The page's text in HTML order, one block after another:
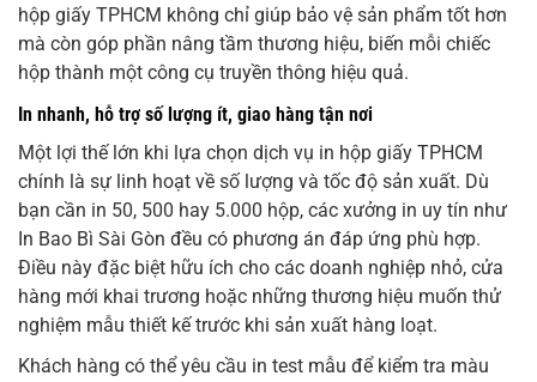
hộp giấy TPHCM không chỉ giúp bảo vệ sản phẩm tốt hơn
mà còn góp phần nâng tầm thương hiệu, biến mỗi chiếc
hộp thành một công cụ truyền thông hiệu quả.
In nhanh, hỗ trợ số lượng ít, giao hàng tận nơi
Một lợi thế lớn khi lựa chọn dịch vụ in hộp giấy TPHCM
chính là sự linh hoạt về số lượng và tốc độ sản xuất. Dù
bạn cần in 50, 500 hay 5.000 hộp, các xưởng in uy tín như
In Bao Bì Sài Gòn đều có phương án đáp ứng phù hợp.
Điều này đặc biệt hữu ích cho các doanh nghiệp nhỏ, cửa
hàng mới khai trương hoặc những thương hiệu muốn thử
nghiệm mẫu thiết kế trước khi sản xuất hàng loạt.
Khách hàng có thể yêu cầu in test mẫu để kiểm tra màu